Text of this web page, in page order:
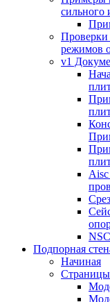
сильного
режимов
v1
Подпорная
Начиная